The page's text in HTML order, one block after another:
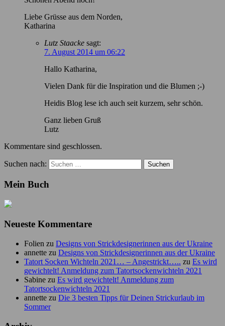
Liebe Grüsse aus dem Norden,
Katharina
Lutz Staacke sagt:
7. August 2014 um 06:22
Hallo Katharina,
Vielen Dank für die Inspiration und die Blumen ;-)
Heidis Blog lese ich auch seit kurzem, sehr schön.
Ganz lieben Gruß
Lutz
Kommentare sind geschlossen.
Suchen nach:
Mein Buch
Neueste Kommentare
Folien zu Designs von Strickdesignerinnen aus der Ukraine
annette zu Designs von Strickdesignerinnen aus der Ukraine
Tatort Socken Wichteln 2021… – Angestrickt….. zu Es wird
gewichtelt! Anmeldung zum Tatortsockenwichteln 2021
Sabine zu Es wird gewichtelt! Anmeldung zum
Tatortsockenwichteln 2021
annette zu Die 3 besten Tipps für Deinen Strickurlaub im
Sommer